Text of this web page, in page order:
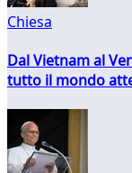
Chiesa
Dal Vietnam al
tutto il mondo